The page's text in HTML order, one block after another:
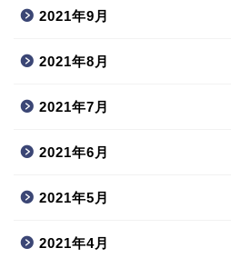
2021年9月
2021年8月
2021年7月
2021年6月
2021年5月
2021年4月